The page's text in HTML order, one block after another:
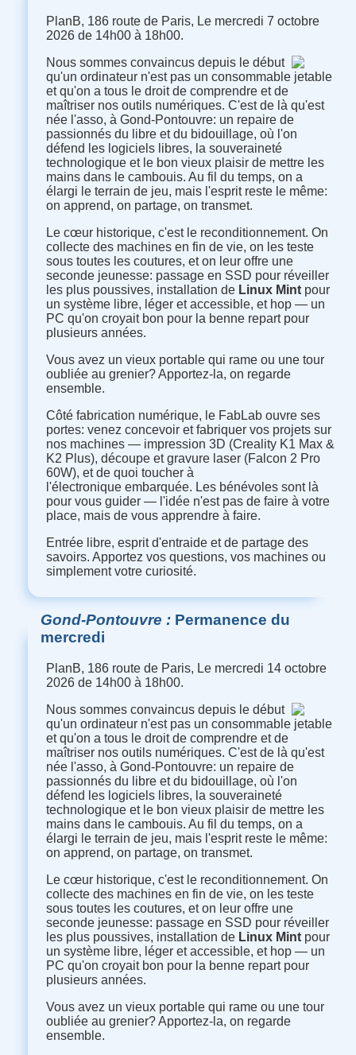
PlanB, 186 route de Paris, Le mercredi 7 octobre
2026 de 14h00 à 18h00.
Nous sommes convaincus depuis le début
qu'un ordinateur n'est pas un consommable jetable
et qu'on a tous le droit de comprendre et de
maîtriser nos outils numériques. C'est de là qu'est
née l'asso, à Gond-Pontouvre: un repaire de
passionnés du libre et du bidouillage, où l'on
défend les logiciels libres, la souveraineté
technologique et le bon vieux plaisir de mettre les
mains dans le cambouis. Au fil du temps, on a
élargi le terrain de jeu, mais l'esprit reste le même:
on apprend, on partage, on transmet.
Le cœur historique, c'est le reconditionnement. On
collecte des machines en fin de vie, on les teste
sous toutes les coutures, et on leur offre une
seconde jeunesse: passage en SSD pour réveiller
les plus poussives, installation de Linux Mintpour
un système libre, léger et accessible, et hop — un
PC qu'on croyait bon pour la benne repart pour
plusieurs années.
Vous avez un vieux portable qui rame ou une tour
oubliée au grenier? Apportez-la, on regarde
ensemble.
Côté fabrication numérique, le FabLab ouvre ses
portes: venez concevoir et fabriquer vos projets sur
nos machines — impression 3D (Creality K1 Max &
K2 Plus), découpe et gravure laser (Falcon 2 Pro
60W), et de quoi toucher à
l'électronique embarquée. Les bénévoles sont là
pour vous guider — l'idée n'est pas de faire à votre
place, mais de vous apprendre à faire.
Entrée libre, esprit d'entraide et de partage des
savoirs. Apportez vos questions, vos machines ou
simplement votre curiosité.
Gond-Pontouvre Permanence du
mercredi
PlanB, 186 route de Paris, Le mercredi 14 octobre
2026 de 14h00 à 18h00.
Nous sommes convaincus depuis le début
qu'un ordinateur n'est pas un consommable jetable
et qu'on a tous le droit de comprendre et de
maîtriser nos outils numériques. C'est de là qu'est
née l'asso, à Gond-Pontouvre: un repaire de
passionnés du libre et du bidouillage, où l'on
défend les logiciels libres, la souveraineté
technologique et le bon vieux plaisir de mettre les
mains dans le cambouis. Au fil du temps, on a
élargi le terrain de jeu, mais l'esprit reste le même:
on apprend, on partage, on transmet.
Le cœur historique, c'est le reconditionnement. On
collecte des machines en fin de vie, on les teste
sous toutes les coutures, et on leur offre une
seconde jeunesse: passage en SSD pour réveiller
les plus poussives, installation de Linux Mintpour
un système libre, léger et accessible, et hop — un
PC qu'on croyait bon pour la benne repart pour
plusieurs années.
Vous avez un vieux portable qui rame ou une tour
oubliée au grenier? Apportez-la, on regarde
ensemble.